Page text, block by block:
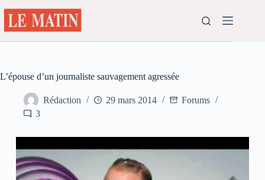
au
contenu
L’épouse d’un journaliste sauvagement agressée
Rédaction 29 mars 2014
Forums
3